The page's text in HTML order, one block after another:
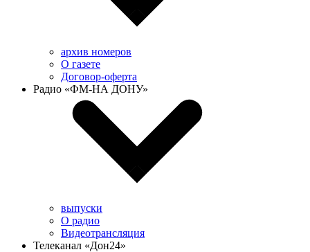
архив номеров
О газете
Договор-оферта
Радио «ФМ-НА ДОНУ»
выпуски
О радио
Видеотрансляция
Телеканал «Дон24»